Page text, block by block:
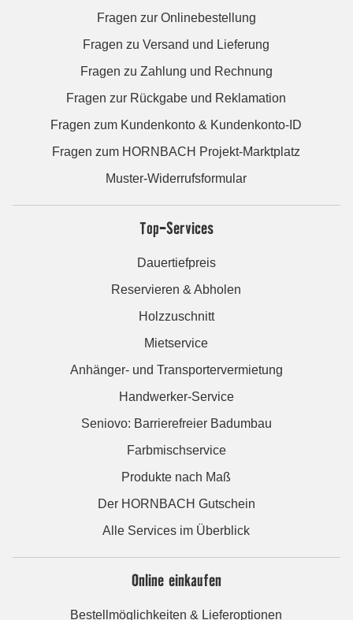
Fragen zur Onlinebestellung
Fragen zu Versand und Lieferung
Fragen zu Zahlung und Rechnung
Fragen zur Rückgabe und Reklamation
Fragen zum Kundenkonto & Kundenkonto-ID
Fragen zum HORNBACH Projekt-Marktplatz
Muster-Widerrufsformular
Top-Services
Dauertiefpreis
Reservieren & Abholen
Holzzuschnitt
Mietservice
Anhänger- und Transportervermietung
Handwerker-Service
Seniovo: Barrierefreier Badumbau
Farbmischservice
Produkte nach Maß
Der HORNBACH Gutschein
Alle Services im Überblick
Online einkaufen
Bestellmöglichkeiten & Lieferoptionen